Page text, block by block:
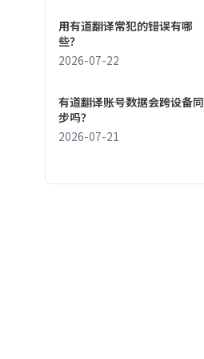
用有道翻译常犯的错误有哪
些？
2026-07-22
有道翻译账号数据会跨设备同
步吗？
2026-07-21